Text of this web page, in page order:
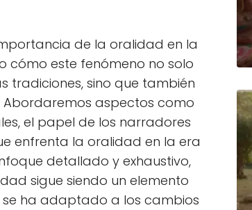
de la oralidad en la
cómo este fenómeno no solo
tradiciones, sino que también
aspectos como
el papel de los narradores
enfrenta la oralidad en la era
detallado y exhaustivo,
sigue siendo un elemento
ha adaptado a los cambios